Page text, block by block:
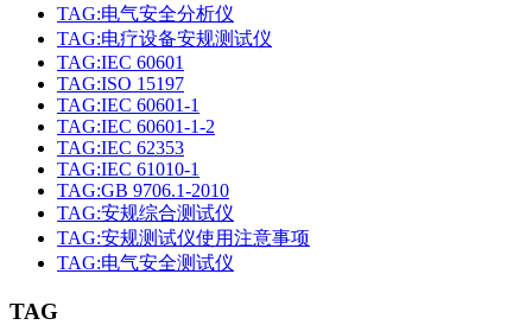
TAG:电气安全分析仪
TAG:电疗设备安规测试仪
TAG:IEC 60601
TAG:ISO 15197
TAG:IEC 60601-1
TAG:IEC 60601-1-2
TAG:IEC 62353
TAG:IEC 61010-1
TAG:GB 9706.1-2010
TAG:安规综合测试仪
TAG:安规测试仪使用注意事项
TAG:电气安全测试仪
TAG